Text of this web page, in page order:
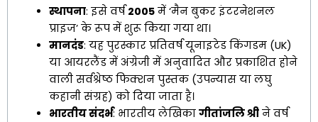
स्थापना: इसे वर्ष 2005 में ‘मैन बुकर इंटरनेशनल
प्राइज’ के रूप में शुरू किया गया था।
मानदंड: यह पुरस्कार प्रतिवर्ष यूनाइटेड किंगडम (UK)
या आयरलैंड में अंग्रेजी में अनुवादित और प्रकाशित होने
वाली सर्वश्रेष्ठ फिक्शन पुस्तक (उपन्यास या लघु
कहानी संग्रह) को दिया जाता है।
भारतीय संदर्भ: भारतीय लेखिकागीतांजलि श्री ने वर्ष